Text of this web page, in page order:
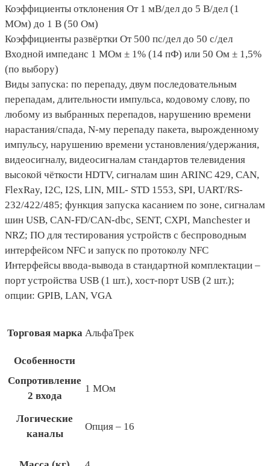
Коэффициенты отклонения От 1 мВ/дел до 5 В/дел (1
МОм) до 1 В (50 Ом)
Коэффициенты развёртки От 500 пс/дел до 50 с/дел
Входной импеданс 1 МОм ± 1% (14 пФ) или 50 Ом ± 1,5%
(по выбору)
Виды запуска: по перепаду, двум последовательным
перепадам, длительности импульса, кодовому слову, по
любому из выбранных перепадов, нарушению времени
нарастания/спада, N-му перепаду пакета, вырожденному
импульсу, нарушению времени установления/удержания,
видеосигналу, видеосигналам стандартов телевидения
высокой чёткости HDTV, сигналам шин ARINC 429, CAN,
FlexRay, I2С, I2S, LIN, MIL- STD 1553, SPI, UART/RS-
232/422/485; функция запуска касанием по зоне, сигналам
шин USB, CAN-FD/CAN-dbc, SENT, CXPI, Manchester и
NRZ; ПО для тестирования устройств с беспроводным
интерфейсом NFC и запуск по протоколу NFC
Интерфейсы ввода-вывода в стандартной комплектации –
порт устройства USB (1 шт.), хост-порт USB (2 шт.);
опции: GPIB, LAN, VGA
Торговая марка АльфаТрек
Особенности
Сопротивление
2 входа
1 МОм
Логические
каналы
Опция – 16